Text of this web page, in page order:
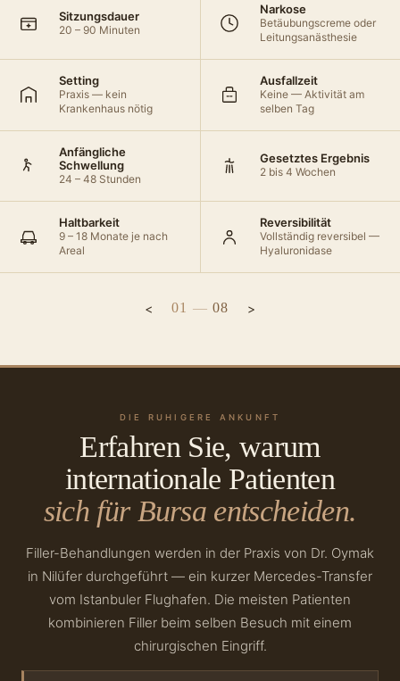
Sitzungsdauer
20 – 90 Minuten
Narkose
Betäubungscreme oder
Leitungsanästhesie
Setting
Praxis — kein
Krankenhaus nötig
Ausfallzeit
Keine — Aktivität am
selben Tag
Anfängliche
Schwellung
24 – 48 Stunden
Gesetztes Ergebnis
2 bis 4 Wochen
Haltbarkeit
9 – 18 Monate je nach
Areal
Reversibilität
Vollständig reversibel —
Hyaluronidase
01 — 08
DIE RUHIGERE ANKUNFT
Erfahren Sie, warum
internationale Patienten
sich für Bursa entscheiden.
Filler-Behandlungen werden in der Praxis von Dr. Oymak
in Nilüfer durchgeführt — ein kurzer Mercedes-Transfer
vom Istanbuler Flughafen. Die meisten Patienten
kombinieren Filler beim selben Besuch mit einem
chirurgischen Eingriff.